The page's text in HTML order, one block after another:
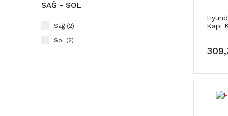
SAĞ - SOL
Sağ (2)
Sol (2)
Kapı